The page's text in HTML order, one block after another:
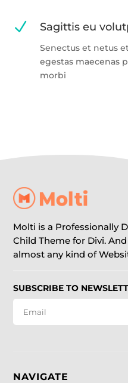
N Sagittis eu
Senectus et netus
egestas maecenas
morbi
Molti is a Professionally
Child Theme for Divi.
almost any kind of
SUBSCRIBE TO
NAVIGATE